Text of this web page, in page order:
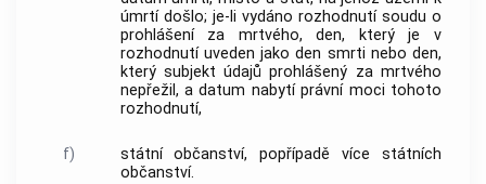
úmrtí došlo; je-li vydáno rozhodnutí soudu o
prohlášení za mrtvého, den, který je v
rozhodnutí uveden jako den smrti nebo den,
který subjekt údajů prohlášený za mrtvého
nepřežil, a datum nabytí právní moci tohoto
rozhodnutí,
f)
státní občanství, popřípadě více státních
občanství.